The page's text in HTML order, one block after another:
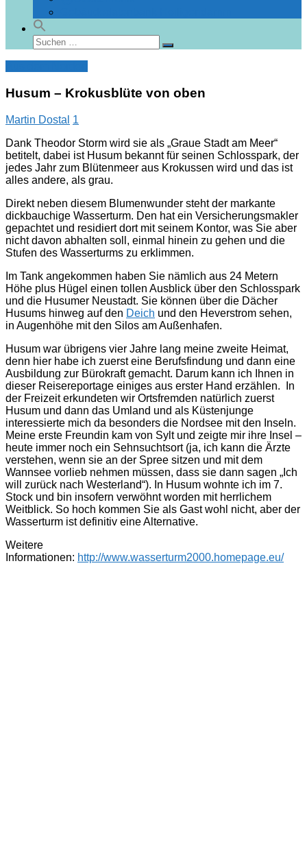
Suchen
nach:
Suchen
Husum – Krokusblüte von oben
Martin Dostal 1
Dank Theodor Storm wird sie als „Graue Stadt am Meer“
betitelt, dabei ist Husum bekannt für seinen Schlosspark, der
jedes Jahr zum Blütenmeer aus Krokussen wird und das ist
alles andere, als grau.
Direkt neben diesem Blumenwunder steht der markante
dickbauchige Wasserturm. Den hat ein Versicherungsmakler
gepachtet und residiert dort mit seinem Kontor, was Sie aber
nicht davon abhalten soll, einmal hinein zu gehen und die
Stufen des Wasserturms zu erklimmen.
Im Tank angekommen haben Sie nämlich aus 24 Metern
Höhe plus Hügel einen tollen Ausblick über den Schlosspark
und die Husumer Neustadt. Sie können über die Dächer
Husums hinweg auf den Deich und den Heverstrom sehen,
in Augenhöhe mit den Silos am Außenhafen.
Husum war übrigens vier Jahre lang meine zweite Heimat,
denn hier habe ich zuerst eine Berufsfindung und dann eine
Ausbildung zur Bürokraft gemacht. Darum kann ich Ihnen in
dieser Reisereportage einiges aus erster Hand erzählen. In
der Freizeit erkundeten wir Ortsfremden natürlich zuerst
Husum und dann das Umland und als Küstenjunge
interessierte mich da besonders die Nordsee mit den Inseln.
Meine erste Freundin kam von Sylt und zeigte mir ihre Insel –
heute immer noch ein Sehnsuchtsort (ja, ich kann die Ärzte
verstehen, wenn sie an der Spree sitzen und mit dem
Wannsee vorlieb nehmen müssen, dass sie dann sagen „Ich
will zurück nach Westerland“). In Husum wohnte ich im 7.
Stock und bin insofern verwöhnt worden mit herrlichem
Weitblick. So hoch kommen Sie als Gast wohl nicht, aber der
Wasserturm ist definitiv eine Alternative.
Weitere
Informationen: http://www.wasserturm2000.homepage.eu/